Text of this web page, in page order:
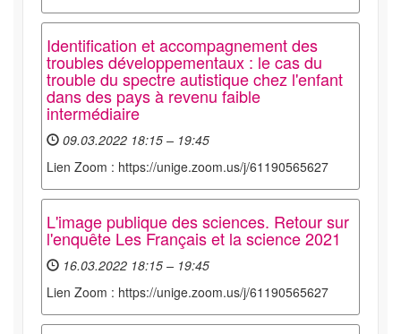
Identification et accompagnement des
troubles développementaux : le cas du
trouble du spectre autistique chez l'enfant
dans des pays à revenu faible
intermédiaire
09.03.2022 18:15 – 19:45
Lien Zoom : https://unige.zoom.us/j/61190565627
L'image publique des sciences. Retour sur
l'enquête Les Français et la science 2021
16.03.2022 18:15 – 19:45
Lien Zoom : https://unige.zoom.us/j/61190565627